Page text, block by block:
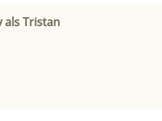
als Tristan